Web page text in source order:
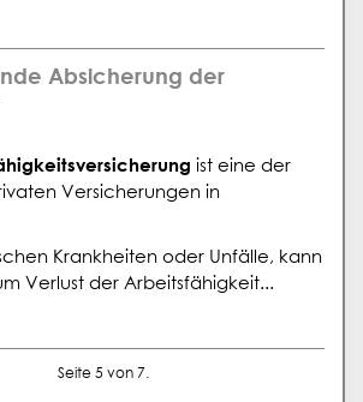
Absicherung der
ist eine der
Versicherungen in
Krankheiten oder Unfälle, kann
Verlust der Arbeitsfähigkeit...
Seite 5 von 7.